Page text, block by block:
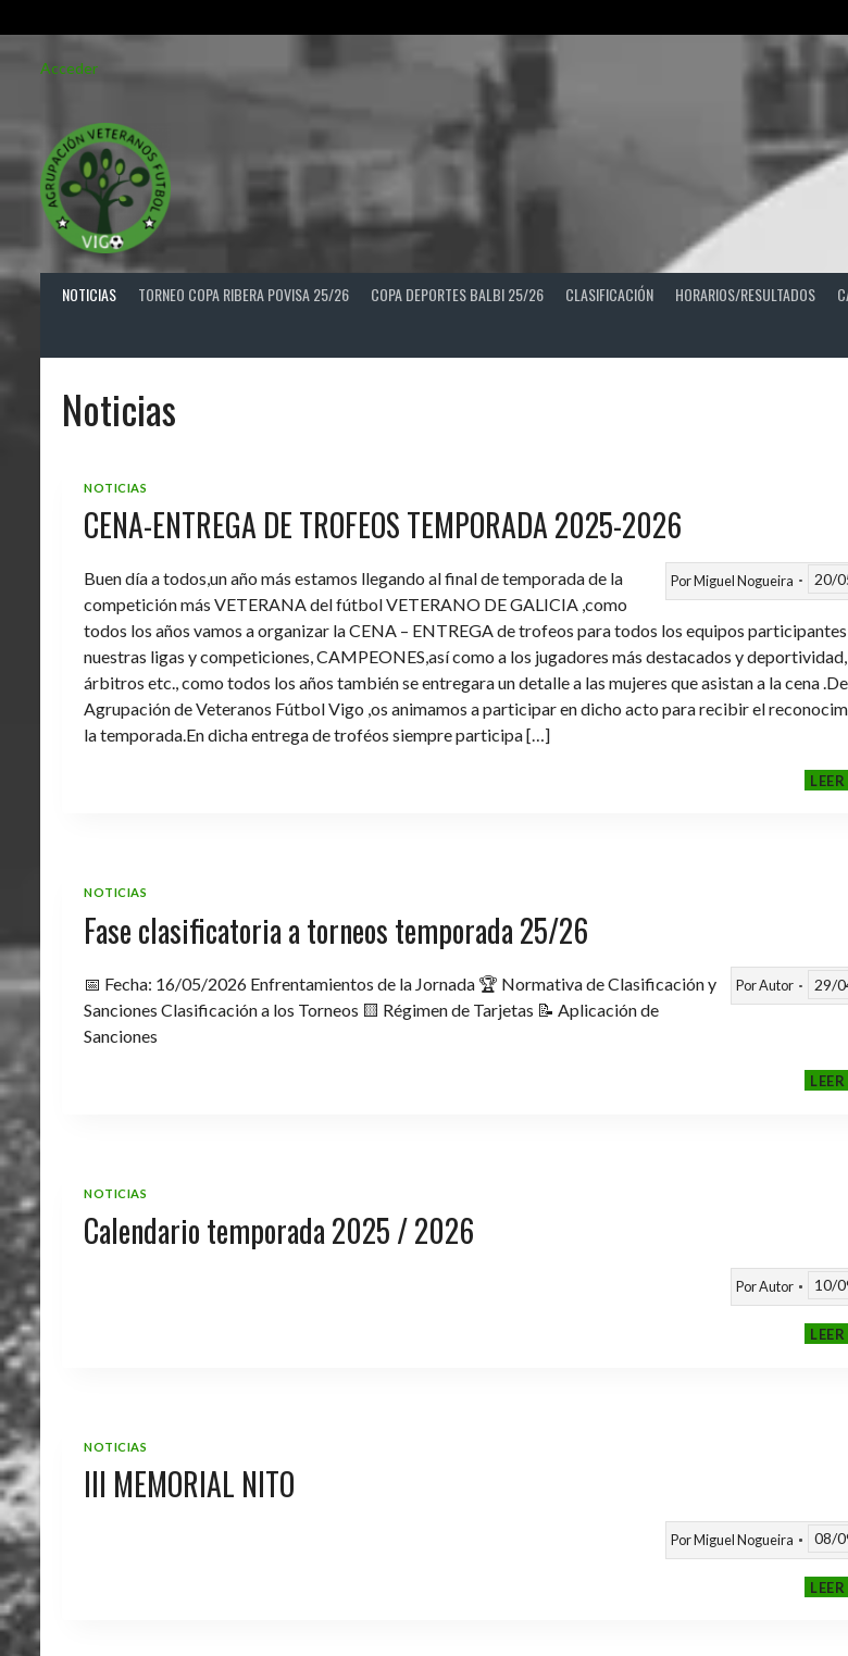
Acceder
NOTICIAS TORNEO COPA RIBERA POVISA 25/26 COPA DEPORTES BALBI 25/26 CLASIFICACIÓN HORARIOS/RESULTADOS
Noticias
NOTICIAS
CENA-ENTREGA DE TROFEOS TEMPORADA 2025-2026
PorMiguel Nogueira 20/
Buen día a todos,un año más estamos llegando al final de temporada de la
competición más VETERANA del fútbol VETERANO DE GALICIA ,como
todos los años vamos a organizar la CENA – ENTREGA de trofeos para todos los equipos
nuestras ligas y competiciones, CAMPEONES,así como a los jugadores más destacados y deportividad,
árbitros etc., como todos los años también se entregara un detalle a las mujeres que asistan a la cena
Agrupación de Veteranos Fútbol Vigo ,os animamos a participar en dicho acto para recibir el
la temporada.En dicha entrega de troféos siempre participa […]
NOTICIAS
Fase clasificatoria a torneos temporada 25/26
PorAutor 29/
📅 Fecha: 16/05/2026 Enfrentamientos de la Jornada 🏆 Normativa de Clasificación y
Sanciones Clasificación a los Torneos 🟨 Régimen de Tarjetas 📝 Aplicación de
Sanciones
NOTICIAS
Calendario temporada 2025 / 2026
PorAutor 10/
NOTICIAS
III MEMORIAL NITO
PorMiguel Nogueira 08/